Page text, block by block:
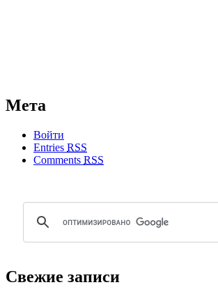
Мета
Войти
Entries RSS
Comments RSS
Свежие записи